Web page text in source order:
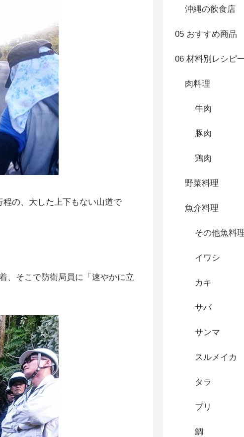
の、大した上下もない山道で
、そこで防衛局員に「速やかに立
沖縄の飲食店
05 おすすめ商品
06 材料別レシピ
肉料理
牛肉
豚肉
鶏肉
野菜料理
魚介料理
その他魚料
イワシ
カキ
サバ
サンマ
スルメイカ
タラ
ブリ
鯛